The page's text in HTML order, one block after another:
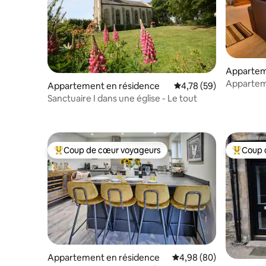
Appartement en résidence Évaluation moyenne
4,78 (59)
Sanctuaire I dans une église - Le tout
Coups de cœur voyageurs les plus appréciés
Coup de cœur voyageurs
Appartement en résidence Évaluation moyenne
4,98 (80)
Coups
Coup